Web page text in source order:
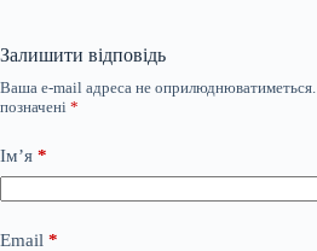
Залишити відповідь
Ваша e-mail адреса не оприлюднюватиметься.
позначені *
Ім’я *
Email *